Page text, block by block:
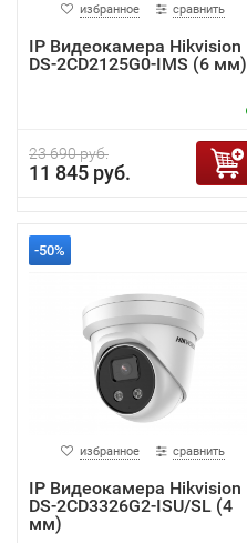
избранное сравнить
IP Видеокамера Hikvision
DS-2CD2125G0-IMS (6 мм)
23 690 руб.
11 845 руб.
-50%
избранное сравнить
IP Видеокамера Hikvision
DS-2CD3326G2-ISU/SL (4
мм)